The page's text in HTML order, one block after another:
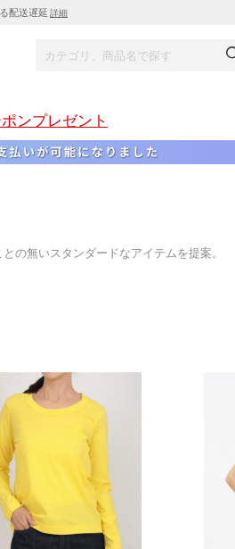
配送遅延 詳細
ンプレゼント
無いスタンダードなアイテムを提案。